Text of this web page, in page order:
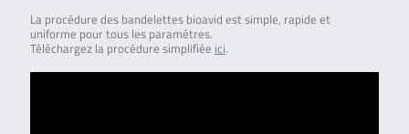
La procédure des bandelettes bioavid est simple, rapide et
uniforme pour tous les paramètres.
Téléchargez la procédure simplifiée ici.